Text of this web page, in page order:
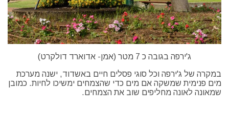
ג'ירפה בגובה כ 7 מטר (אמן- אדוארד דולקרט)
במקרה של ג'ירפה וכל סוגי פסלים חיים באשדוד, ישנה מערכת
מים פנימית שמשקה אם מים כדי שהצמחים ימשיכו לחיות. כמובן
שמאונה לאונה מחליפים שוב את הצמחים.